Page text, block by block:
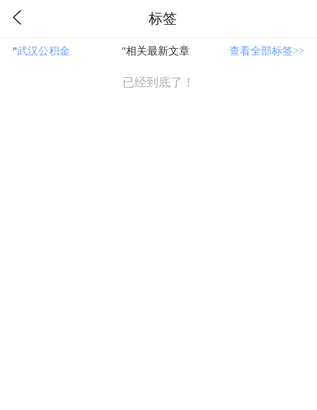
标签
"武汉公积金 "相关最新文章 查看全部标签>>
已经到底了！